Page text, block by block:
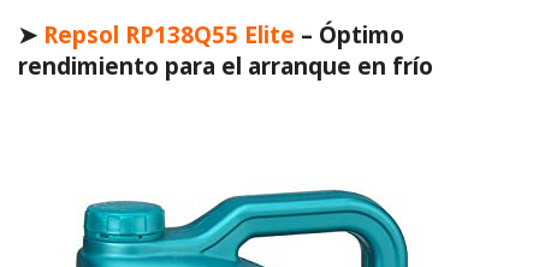
➤ Repsol RP138Q55 Elite – Óptimo
rendimiento para el arranque en frío